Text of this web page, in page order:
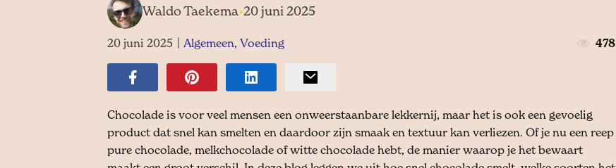
Waldo Taekema•20 juni 2025
20 juni 2025 Algemeen,Voeding 478
Chocolade is voor veel mensen een onweerstaanbare lekkernij, maar het is ook een gevoelig
product dat snel kan smelten en daardoor zijn smaak en textuur kan verliezen. Of je nu een reep
pure chocolade, melkchocolade of witte chocolade hebt, de manier waarop je het bewaart